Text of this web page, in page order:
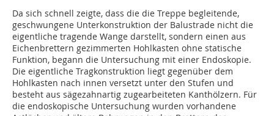
Da sich schnell zeigte, dass die die Treppe begleitende,
geschwungene Unterkonstruk­tion der Balustrade nicht die
eigentliche tragende Wange darstellt, sondern einen aus
Eichenbrettern gezimmerten Hohlkasten ohne statische
Funktion, begann die Untersuchung mit einer Endoskopie.
Die eigentliche Tragkonstruktion liegt gegenüber dem
Hohlkasten nach innen versetzt unter den Stufen und
besteht aus sägezahnartig zugearbeiteten Kanthölzern. Für
die endoskopische Untersuchung wurden vorhandene